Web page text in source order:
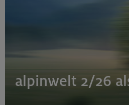
alpinwelt 2/26